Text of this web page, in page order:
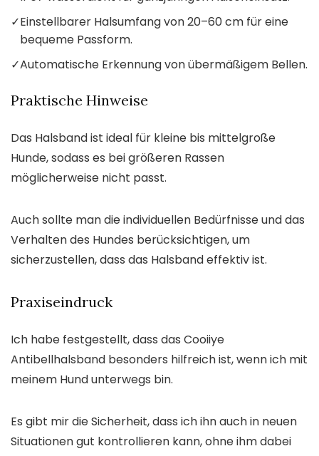
✓Einstellbarer Halsumfang von 20–60 cm für eine
bequeme Passform.
✓Automatische Erkennung von übermäßigem Bellen.
Praktische Hinweise
Das Halsband ist ideal für kleine bis mittelgroße
Hunde, sodass es bei größeren Rassen
möglicherweise nicht passt.
Auch sollte man die individuellen Bedürfnisse und das
Verhalten des Hundes berücksichtigen, um
sicherzustellen, dass das Halsband effektiv ist.
Praxiseindruck
Ich habe festgestellt, dass das Cooiiye
Antibellhalsband besonders hilfreich ist, wenn ich mit
meinem Hund unterwegs bin.
Es gibt mir die Sicherheit, dass ich ihn auch in neuen
Situationen gut kontrollieren kann, ohne ihm dabei